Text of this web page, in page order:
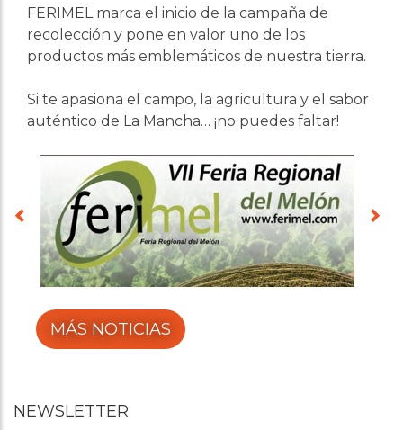
FERIMEL marca el inicio de la campaña de
recolección y pone en valor uno de los
productos más emblemáticos de nuestra tierra.
Si te apasiona el campo, la agricultura y el sabor
auténtico de La Mancha… ¡no puedes faltar!
MÁS NOTICIAS
NEWSLETTER